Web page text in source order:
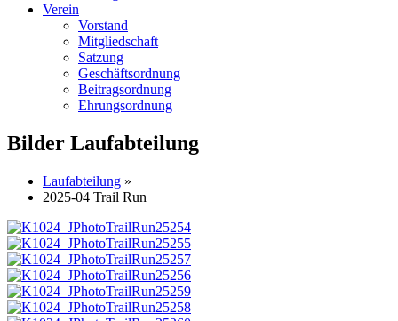
Verein
Vorstand
Mitgliedschaft
Satzung
Geschäftsordnung
Beitragsordnung
Ehrungsordnung
Bilder Laufabteilung
Laufabteilung »
2025-04 Trail Run